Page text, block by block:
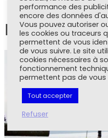
Puissance en
performance des
encore des données
Vous pouvez autoriser
les cookies ou traceurs
permettent de vous
de vous suivre. Le site
cookies nécessaires à
fonctionnement
permettent pas de vous
Tout accepter
Refuser